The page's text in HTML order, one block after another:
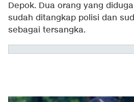
Depok. Dua orang yang
sudah ditangkap polisi dan
sebagai tersangka.